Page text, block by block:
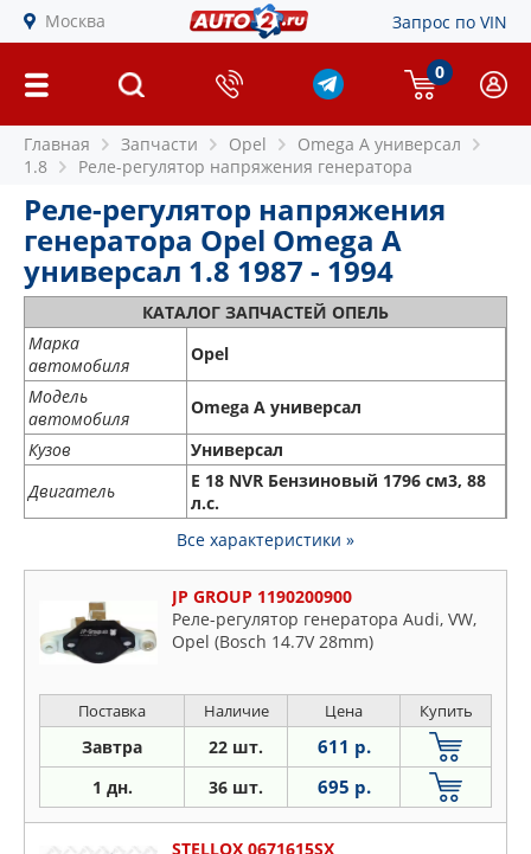
Москва Запрос по VIN
0
Главная Запчасти Opel
Omega A универсал
1.8
Реле-регулятор напряжения генератора
Реле-регулятор напряжения
генератора Opel Omega A
универсал 1.8 1987 - 1994
КАТАЛОГ ЗАПЧАСТЕЙ ОПЕЛЬ
Марка
автомобиля
Opel
Модель
автомобиля
Omega A универсал
Кузов
Универсал
Двигатель
E 18 NVR Бензиновый 1796 см3, 88
л.с.
Все характеристики »
JP GROUP 1190200900
Реле-регулятор генератора Audi, VW,
Opel (Bosch 14.7V 28mm)
Поставка Наличие Цена Купить
Завтра 22 шт. 611 р.
1 дн. 36 шт. 695 р.
STELLOX 0671615SX